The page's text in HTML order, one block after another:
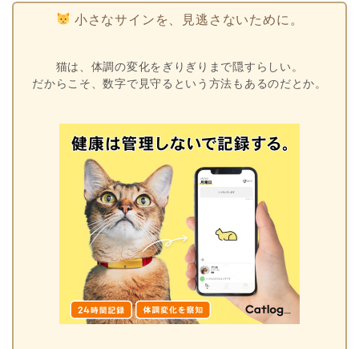
小さなサインを、見逃さないために。
猫は、体調の変化をぎりぎりまで隠すらしい。
だからこそ、数字で見守るという方法もあるのだとか。